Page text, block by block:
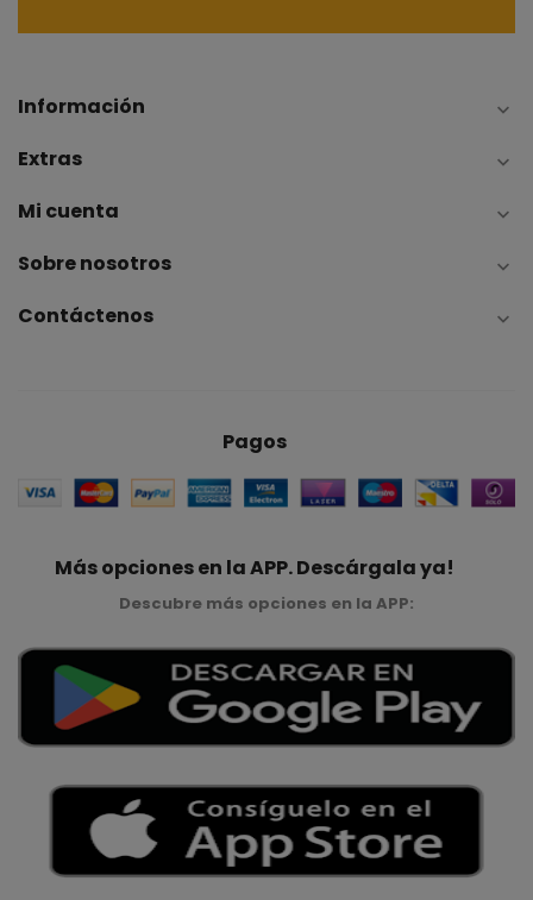
Información 
Extras 
Mi cuenta 
Sobre nosotros 
Contáctenos 
Pagos
Más opciones en la APP. Descárgala ya!
Descubre más opciones en la APP: